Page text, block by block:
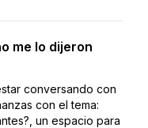
me lo dijeron
conversando con
con el tema:
un espacio para